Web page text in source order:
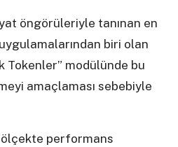
öngörüleriyle tanınan en
biri olan
Tokenler” modülünde bu
amaçlaması sebebiyle
performans